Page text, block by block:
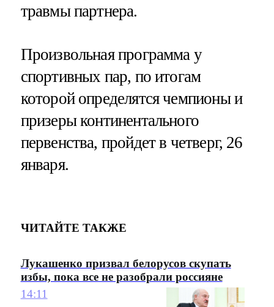
травмы партнера.
Произвольная программа у
спортивных пар, по итогам
которой определятся чемпионы и
призеры континентального
первенства, пройдет в четверг, 26
января.
ЧИТАЙТЕ ТАКЖЕ
Лукашенко призвал белорусов скупать
избы, пока все не разобрали россияне
14:11